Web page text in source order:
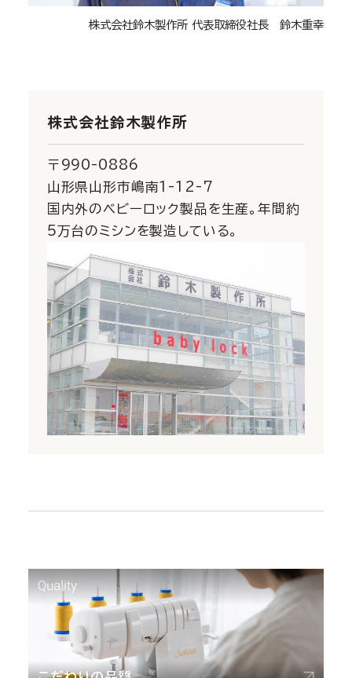
株式会社鈴木製作所 代表取締役社長 鈴木重幸
株式会社鈴木製作所
〒990-0886
山形県山形市嶋南1-12-7
国内外のベビーロック製品を生産。年間約
5万台のミシンを製造している。